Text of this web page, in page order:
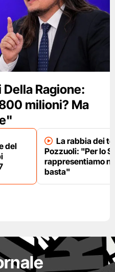
Ragione:
milioni? Ma
del
La rabbia dei
Pozzuoli: "Per lo
rappresentiamo
basta"